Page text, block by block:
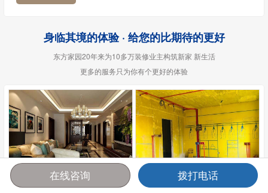
身临其境的体验 · 给您的比期待的更好
东方家园20年来为10多万装修业主构筑新家 新生活
更多的服务只为你有个更好的体验
样板间 参观工地
首页 报价 电话 咨询
在线咨询 拨打电话